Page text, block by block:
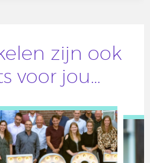
zijn ook
voor jou…